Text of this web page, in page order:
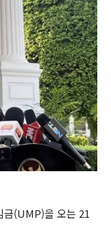
금(UMP)을 오는 21